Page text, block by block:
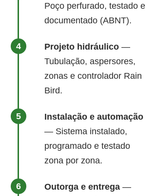
Poço perfurado, testado e
documentado (ABNT).
Projeto hidráulico —
Tubulação, aspersores,
zonas e controlador Rain
Bird.
Instalação e automação
— Sistema instalado,
programado e testado
zona por zona.
Outorga e entrega —